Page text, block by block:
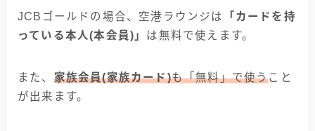
JCBゴールドの場合、空港ラウンジは
「カードを持
っている本人(本会員)」 は無料で使えます。
また、 家族会員(家族カード)も「無料」で使うこと
が出来ます。